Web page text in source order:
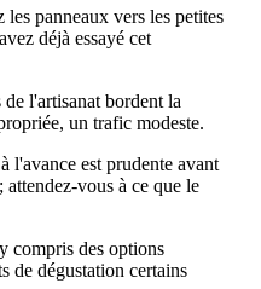
panneaux vers les petites
déjà essayé cet
l'artisanat bordent la
un trafic modeste.
l'avance est prudente avant
vous à ce que le
compris des options
de dégustation certains